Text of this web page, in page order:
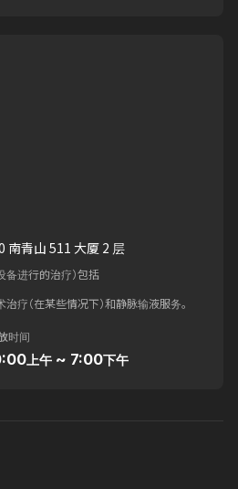
南青山 511 大厦 2 层
进行的治疗）包括
疗（在某些情况下）和静脉输液服务。
时间
上午 ~ 7:00下午